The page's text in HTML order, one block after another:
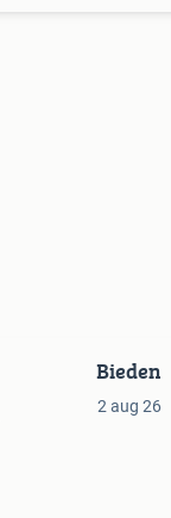
Bieden
2 aug 26